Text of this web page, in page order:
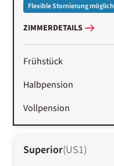
Flexible Stornierung möglich
ZIMMERDETAILS
Frühstück
Halbpension
Vollpension
Superior(US1)